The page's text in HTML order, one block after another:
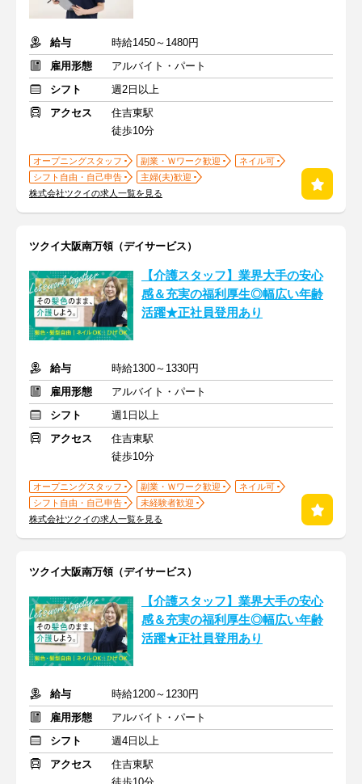
給与
時給1450～1480円
雇用形態
アルバイト・パート
シフト
週2日以上
アクセス
住吉東駅
徒歩10分
オープニングスタッフ 副業・Ｗワーク歓迎
ネイル可
シフト自由・自己申告
主婦(夫)歓迎
株式会社ツクイの求人一覧を見る
ツクイ大阪南万領（デイサービス）
【介護スタッフ】業界大手の安心
感＆充実の福利厚生◎幅広い年齢
活躍★正社員登用あり
給与
時給1300～1330円
雇用形態
アルバイト・パート
シフト
週1日以上
アクセス
住吉東駅
徒歩10分
オープニングスタッフ 副業・Ｗワーク歓迎
ネイル可
シフト自由・自己申告
未経験者歓迎
株式会社ツクイの求人一覧を見る
ツクイ大阪南万領（デイサービス）
【介護スタッフ】業界大手の安心
感＆充実の福利厚生◎幅広い年齢
活躍★正社員登用あり
給与
時給1200～1230円
雇用形態
アルバイト・パート
シフト
週4日以上
アクセス
住吉東駅